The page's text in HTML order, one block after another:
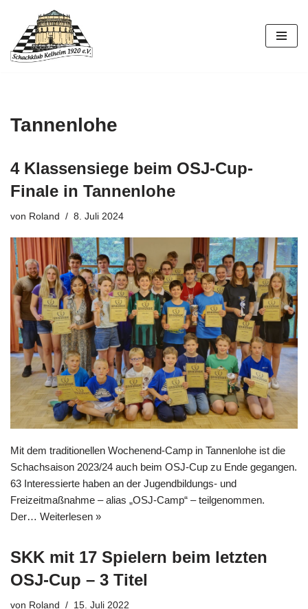
Zum
Inhalt
Tannenlohe
4 Klassensiege beim OSJ-Cup-
Finale in Tannenlohe
von Roland 8. Juli 2024
Mit dem traditionellen Wochenend-Camp in Tannenlohe ist die
Schachsaison 2023/24 auch beim OSJ-Cup zu Ende gegangen.
63 Interessierte haben an der Jugendbildungs- und
Freizeitmaßnahme – alias „OSJ-Camp“ – teilgenommen.
Der… Weiterlesen »
SKK mit 17 Spielern beim letzten
OSJ-Cup – 3 Titel
von Roland 15. Juli 2022